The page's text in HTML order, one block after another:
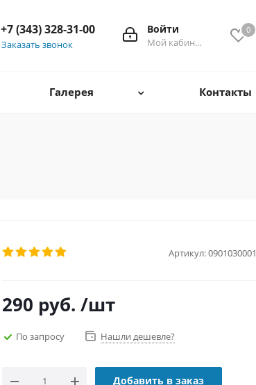
0
Войти
Мой кабинет
+7 (343) 328-31-00
Заказать звонок
Галерея Контакты
Артикул:0901030001
290 руб. /шт
По запросу Нашли дешевле?
Добавить в заказ